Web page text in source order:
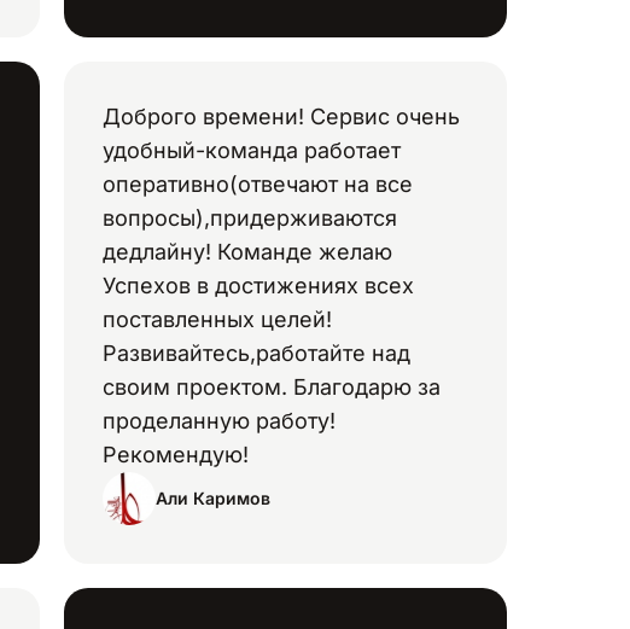
Доброго времени! Сервис очень
удобный-команда работает
оперативно(отвечают на все
вопросы),придерживаются
дедлайну! Команде желаю
Успехов в достижениях всех
поставленных целей!
Развивайтесь,работайте над
своим проектом. Благодарю за
проделанную работу!
Рекомендую!
Али Каримов